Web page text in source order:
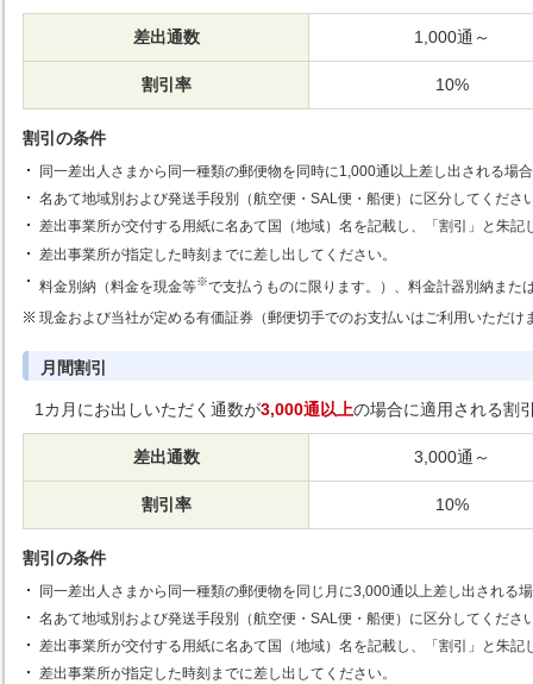
差出通数 1,000通～
割引率 10%
割引の条件
同一差出人さまから同一種類の郵便物を同時に1,000通以上差し出される場
名あて地域別および発送手段別（航空便・SAL便・船便）に区分してくださ
差出事業所が交付する用紙に名あて国（地域）名を記載し、「割引」と朱
差出事業所が指定した時刻までに差し出してください。
料金別納（料金を現金等※で支払うものに限ります。）、料金計器別納また
現金および当社が定める有価証券（郵便切手でのお支払いはご利用いただけ
月間割引
1カ月にお出しいただく通数が3,000通以上の場合に適用される割
差出通数 3,000通～
割引率 10%
割引の条件
同一差出人さまから同一種類の郵便物を同じ月に3,000通以上差し出される
名あて地域別および発送手段別（航空便・SAL便・船便）に区分してくださ
差出事業所が交付する用紙に名あて国（地域）名を記載し、「割引」と朱
差出事業所が指定した時刻までに差し出してください。